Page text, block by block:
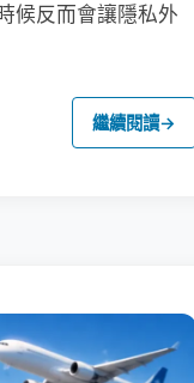
候反而會讓隱私外
繼續閱讀→